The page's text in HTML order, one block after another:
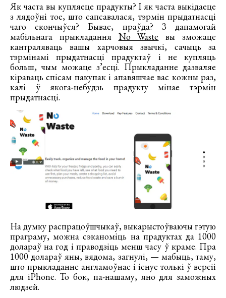
Як часта вы купляеце прадукты? І як часта выкідаеце
з лядоўні тое, што сапсавалася, тэрмін прыдатнасці
чаго скончыўся? Бывае, праўда? З дапамогай
мабільнага прыкладання No Waste вы зможаце
кантраляваць вашы харчовыя звычкі, сачыць за
тэрмінамі прыдатнасці прадуктаў і не купляць
больш, чым можаце з’есці. Прыкладанне дазваляе
кіраваць спісам пакупак і апавяшчае вас кожны раз,
калі ў якога-небудзь прадукту мінае тэрмін
прыдатнасці.
На думку распрацоўшчыкаў, выкарыстоўваючы гэтую
праграму, можна сэканоміць на прадуктах да 1000
долараў на год і праводзіць менш часу ў краме. Пра
1000 долараў яны, вядома, загнулі, — мабыць, таму,
што прыкладанне англамоўнае і існуе толькі ў версіі
для iPhone. То бок, па-нашаму, яно для заможных
людзей.